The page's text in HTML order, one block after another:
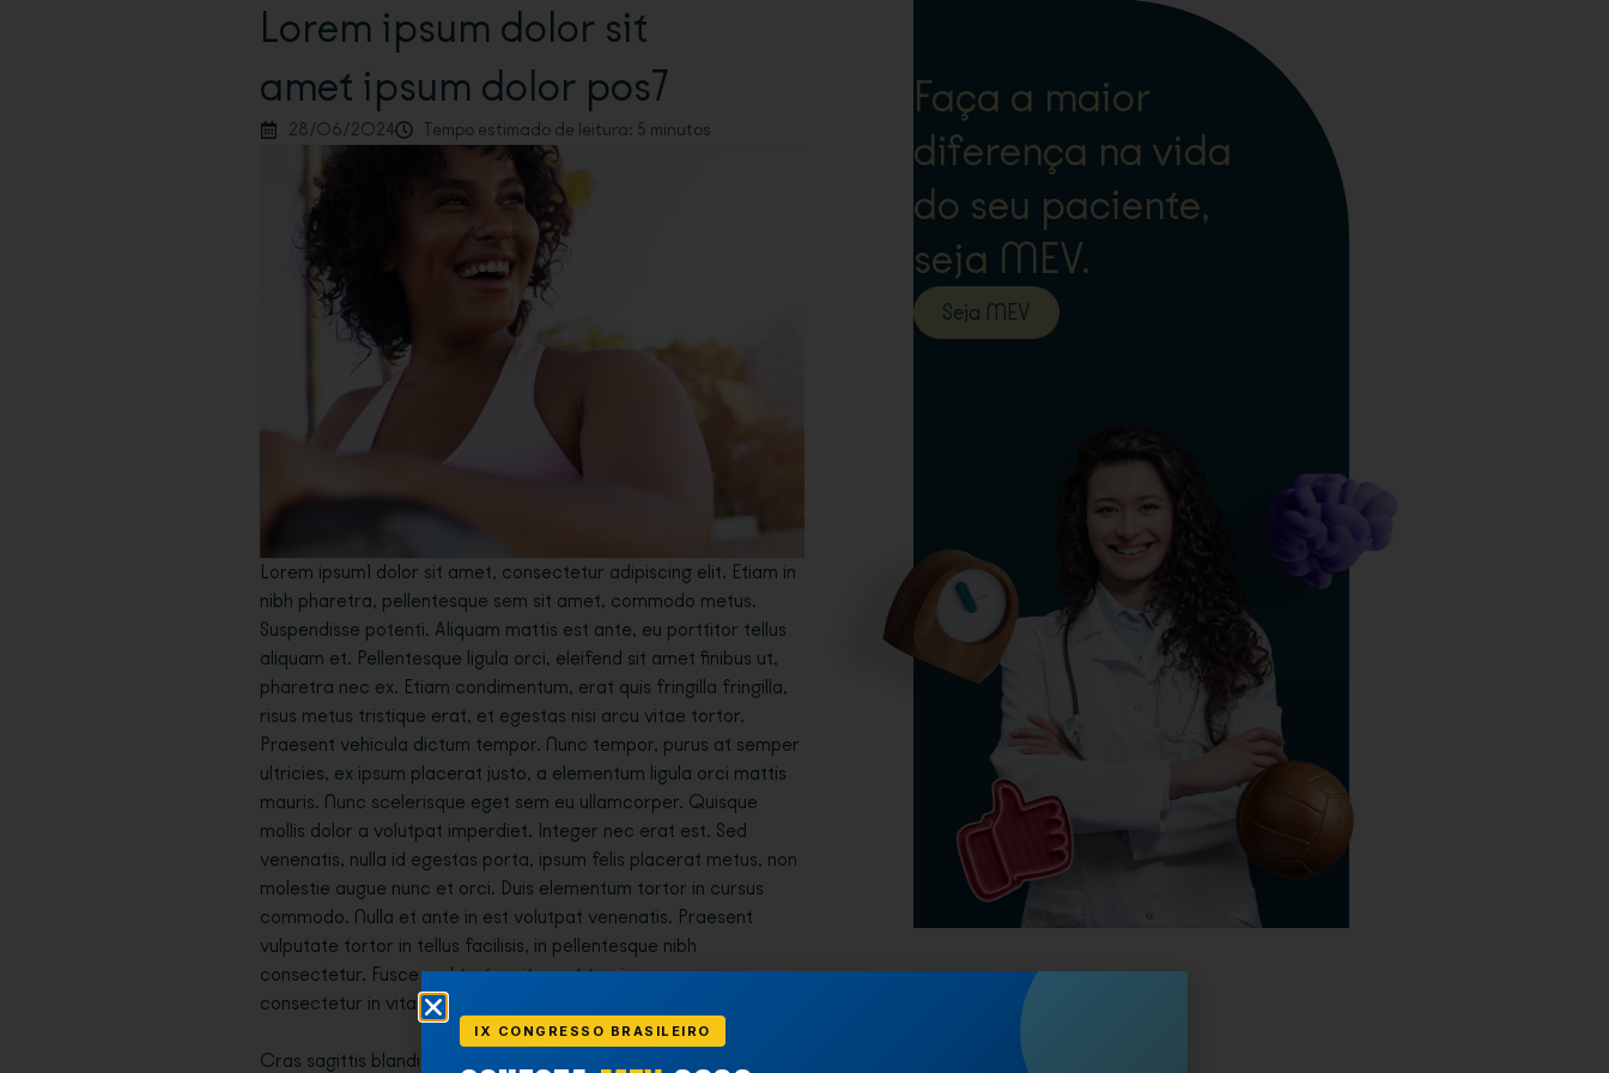
Lorem ipsum dolor sit
amet ipsum dolor pos7
28/06/2024 Tempo estimado de leitura: 5 minutos
Lorem ipsum1 dolor sit amet, consectetur adipiscing elit. Etiam in
nibh pharetra, pellentesque sem sit amet, commodo metus.
Suspendisse potenti. Aliquam mattis est ante, eu porttitor tellus
aliquam et. Pellentesque ligula orci, eleifend sit amet finibus ut,
pharetra nec ex. Etiam condimentum, erat quis fringilla fringilla,
risus metus tristique erat, et egestas nisi arcu vitae tortor.
Praesent vehicula dictum tempor. Nunc tempor, purus at semper
ultricies, ex ipsum placerat justo, a elementum ligula orci mattis
mauris. Nunc scelerisque eget sem eu ullamcorper. Quisque
mollis dolor a volutpat imperdiet. Integer nec erat est. Sed
venenatis, nulla id egestas porta, ipsum felis placerat metus, non
molestie augue nunc et orci. Duis elementum tortor in cursus
commodo. Nulla et ante in est volutpat venenatis. Praesent
vulputate tortor in tellus facilisis, in pellentesque nibh
consectetur. Fusce sed tortor sit amet turpis posuere
consectetur in vitae arcu.
Cras sagittis blandit mi, in suscipit neque tristique sit amet.
Faça a maior
diferença na vida
do seu paciente,
seja MEV.
Seja MEV
IX CONGRESSO BRASILEIRO